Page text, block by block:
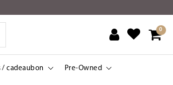
0
/ cadeaubon Pre-Owned